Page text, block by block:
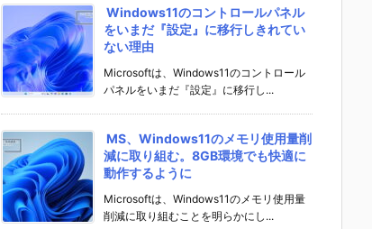
Windows11のコントロールパネル
をいまだ『設定』に移行しきれてい
ない理由
Microsoftは、Windows11のコントロール
パネルをいまだ『設定』に移行し...
MS、Windows11のメモリ使用量削
減に取り組む。8GB環境でも快適に
動作するように
Microsoftは、Windows11のメモリ使用量
削減に取り組むことを明らかにし...